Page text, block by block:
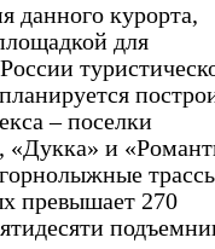
данного курорта,
для
– поселки
«Дукка» и
превышает 270